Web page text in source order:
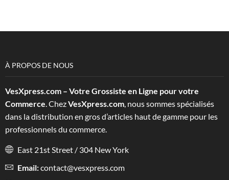
À PROPOS DE NOUS
VesXpress.com – Votre Grossiste en Ligne pour votre
Commerce. ChezVesXpress.com, nous sommes spécialisés
dans la distribution en gros d’articles haut de gamme pour les
professionnels du commerce.
East 21st Street / 304 New York
Email:contact@vesxpress.com